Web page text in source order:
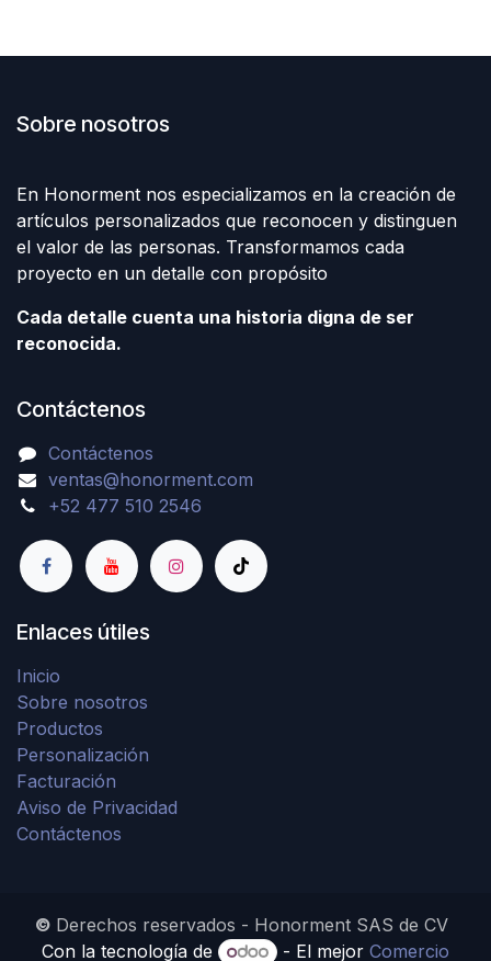
Sobre nosotros
En Honorment nos especializamos en la creación de
artículos personalizados que reconocen y distinguen
el valor de las personas. Transformamos cada
proyecto en un detalle con propósito
Cada detalle cuenta una historia digna de ser
reconocida.
Contáctenos
Contáctenos
ventas@honorment.com
+52 477 510 2546
Enlaces útiles
Inicio
Sobre nosotros
Productos
Personalización
Facturación
Aviso de Privacidad
Contáctenos
© Derechos reservados - Honorment SAS de CV
Con la tecnología de
- El mejorComercio